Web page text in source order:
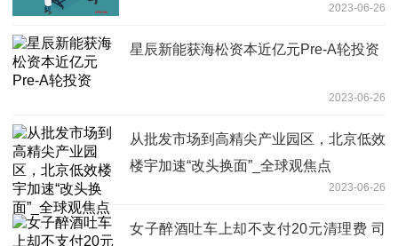
2023-06-26
星辰新能获海松资本近亿元Pre-A轮投资
2023-06-26
从批发市场到高精尖产业园区，北京低效
楼宇加速“改头换面”_全球观焦点
2023-06-26
女子醉酒吐车上却不支付20元清理费 司